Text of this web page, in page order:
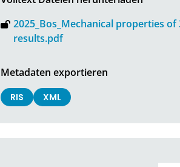
2025_Bos_Mechanical properties
results.pdf
Metadaten exportieren
RIS XML